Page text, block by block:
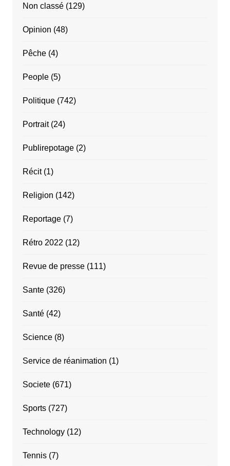
Non classé(129)
Opinion (48)
Pêche(4)
People(5)
Politique(742)
Portrait(24)
Publirepotage(2)
Récit(1)
Religion (142)
Reportage(7)
Rétro 2022 (12)
Revue de presse(111)
Sante(326)
Santé(42)
Science(8)
Service de réanimation (1)
Societe(671)
Sports(727)
Technology(12)
Tennis(7)